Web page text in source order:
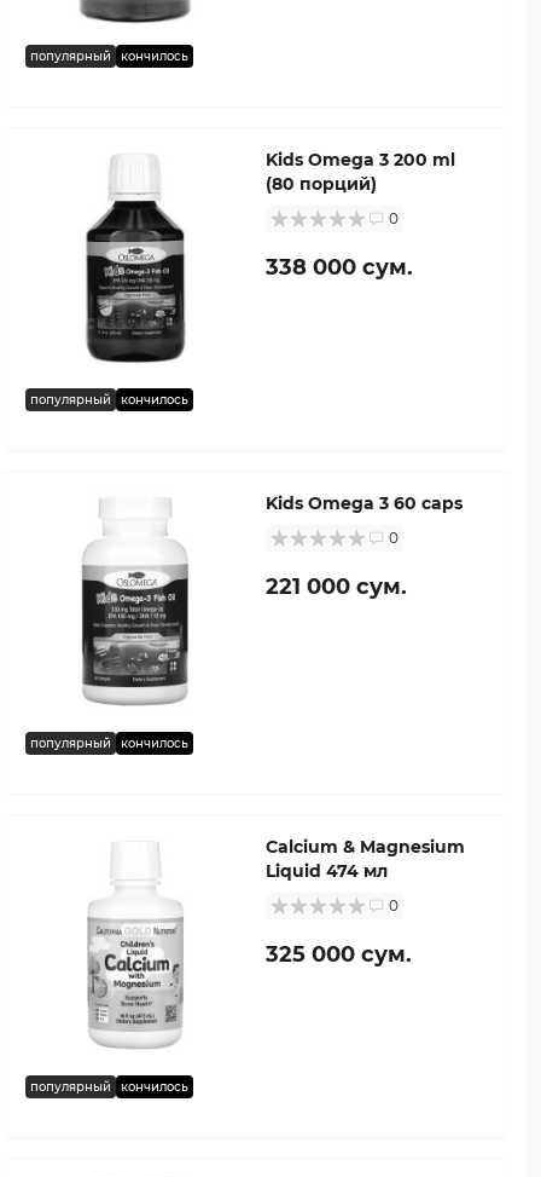
популярный кончилось
популярный кончилось
Kids Omega 3 200 ml
(80 порций)
0
338 000 сум.
популярный кончилось
Kids Omega 3 60 caps
0
221 000 сум.
популярный кончилось
Calcium & Magnesium
Liquid 474 мл
0
325 000 сум.